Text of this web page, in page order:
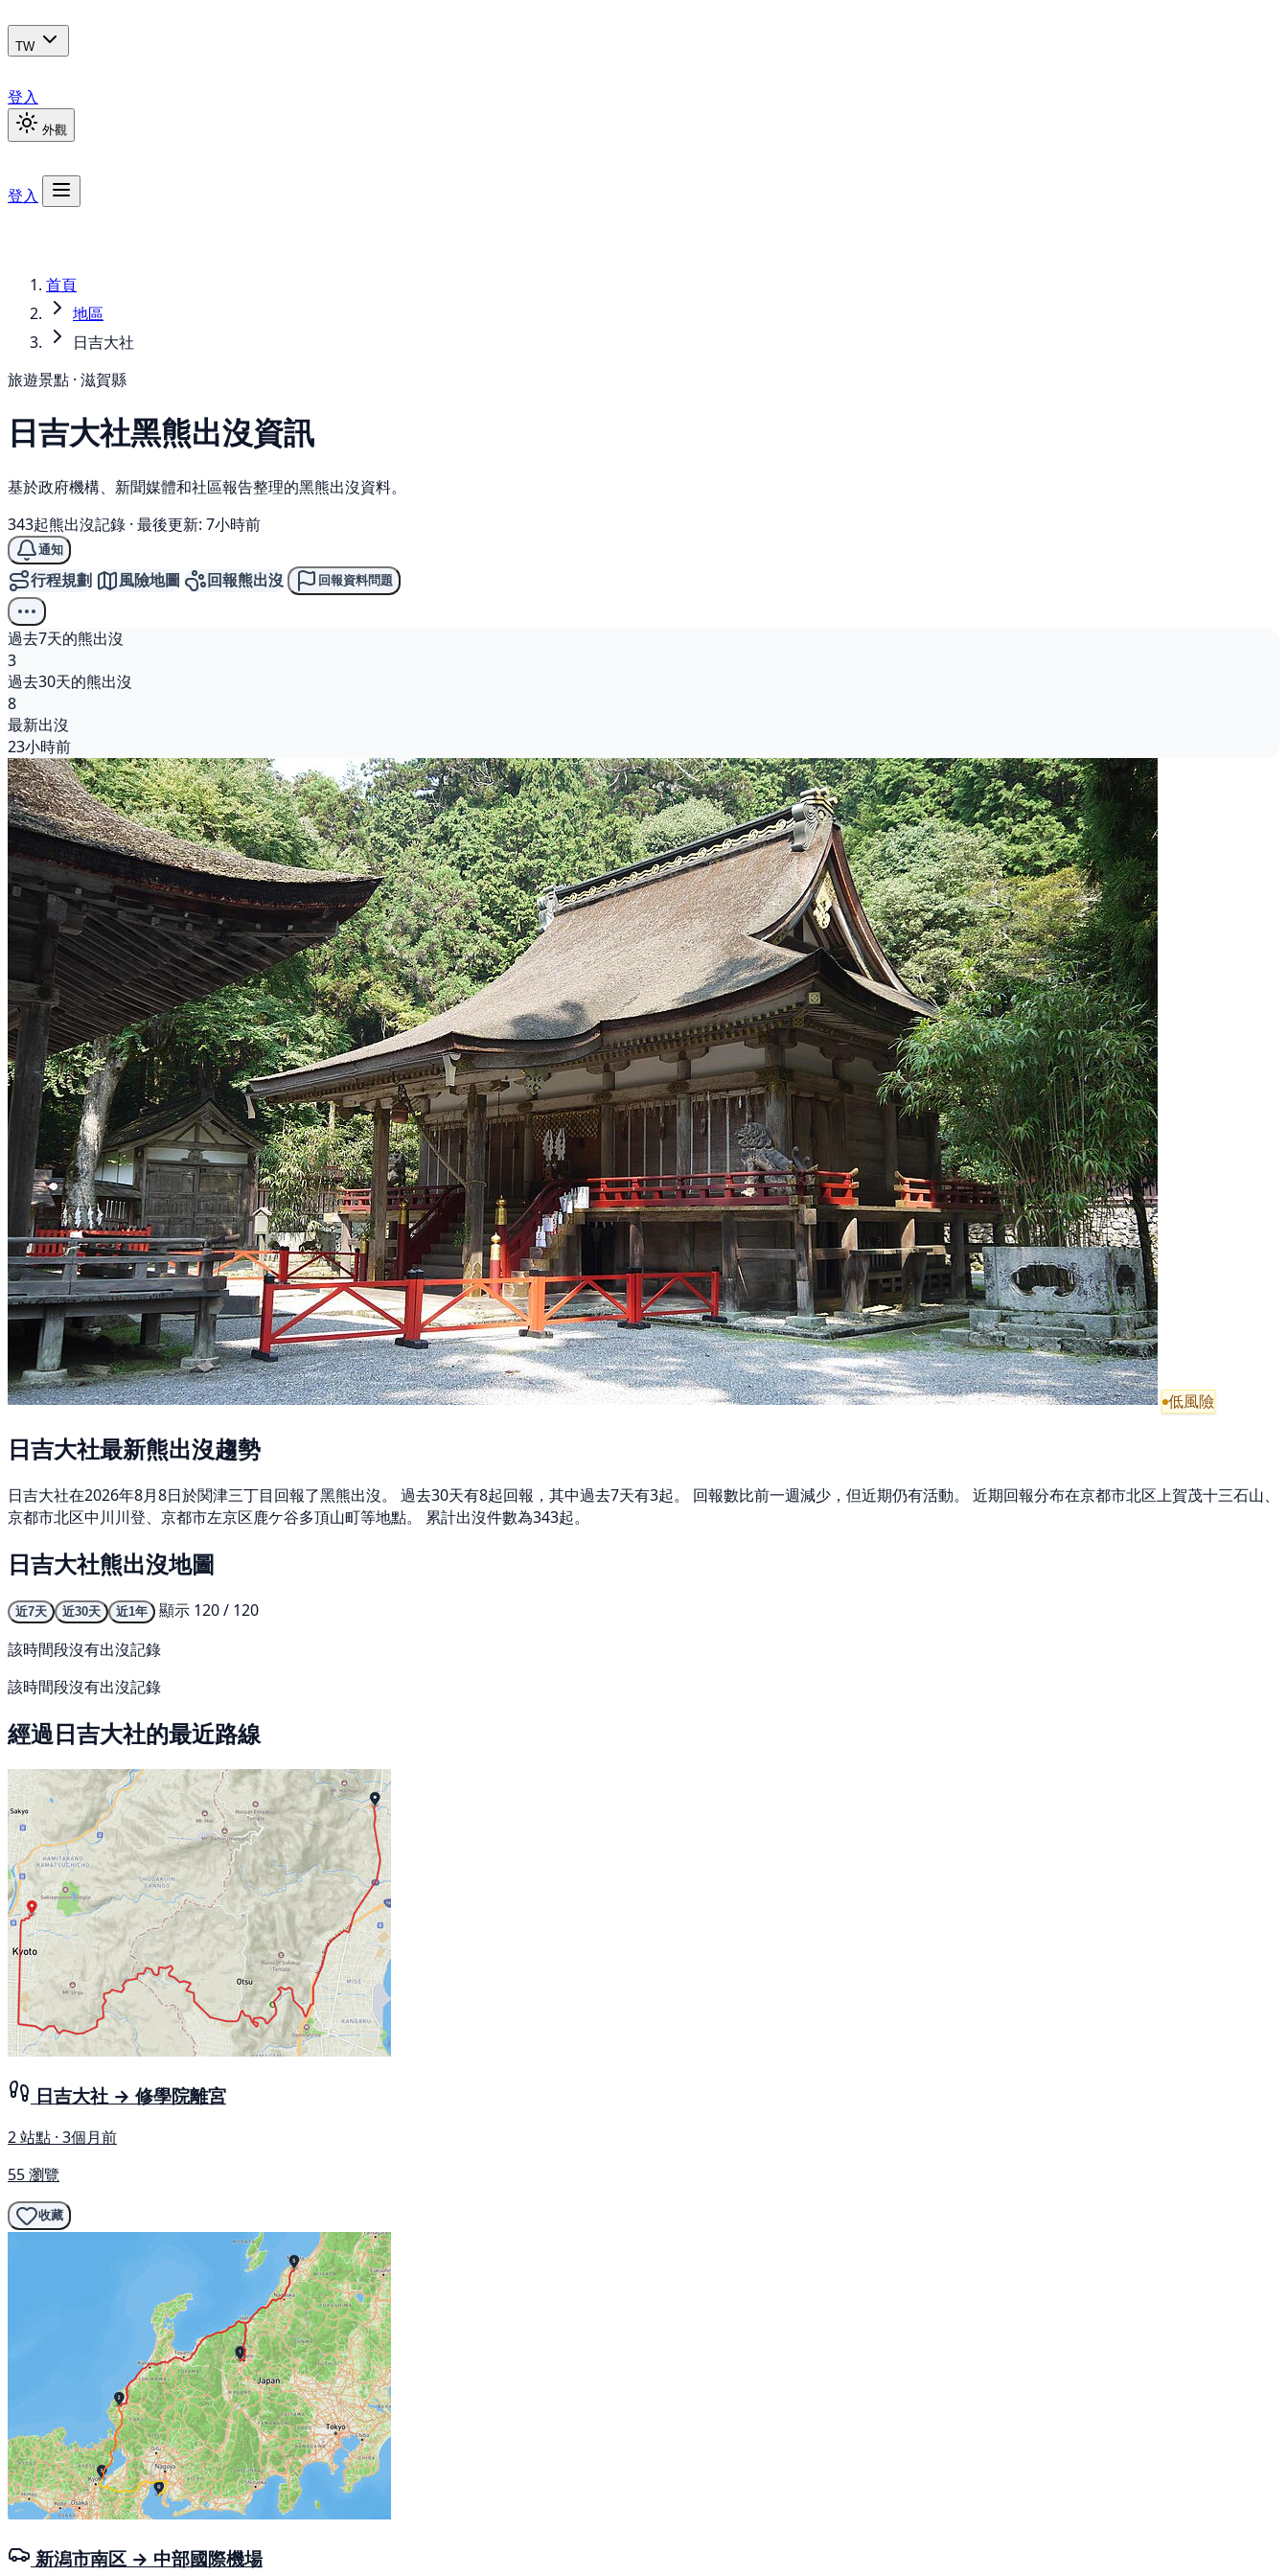
TW
登入
外觀
登入
首頁
地區
日吉大社
旅遊景點 · 滋賀縣
日吉大社黑熊出沒資訊
基於政府機構、新聞媒體和社區報告整理的黑熊出沒資料。
343起熊出沒記錄 · 最後更新: 7小時前
通知
行程規劃 風險地圖 回報熊出沒 回報資料問題
過去7天的熊出沒
3
過去30天的熊出沒
8
最新出沒
23小時前
低風險
日吉大社最新熊出沒趨勢
日吉大社在2026年8月8日於関津三丁目回報了黑熊出沒。 過去30天有8起回報，其中過去7天有3起。 回報數比前一週減少，但近期仍有活動。 近期回報分布在京都市北区上賀茂十三石山、
京都市北区中川川登、京都市左京区鹿ケ谷多頂山町等地點。 累計出沒件數為343起。
日吉大社熊出沒地圖
近7天 近30天 近1年
顯示 120 / 120
該時間段沒有出沒記錄
該時間段沒有出沒記錄
經過日吉大社的最近路線
日吉大社 → 修學院離宮
2 站點 · 3個月前
55 瀏覽
收藏
新潟市南区 → 中部國際機場